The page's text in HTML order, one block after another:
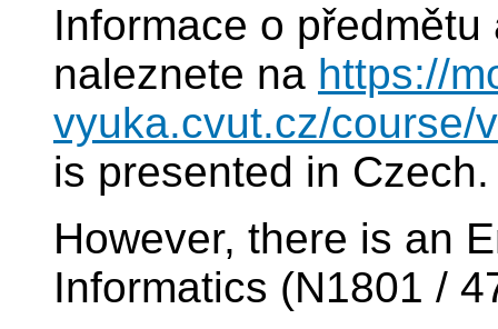
Informace o
naleznete na https://
vyuka.cvut.cz/course/
is presented in Czech.
However, there is an
Informatics (N1801 /